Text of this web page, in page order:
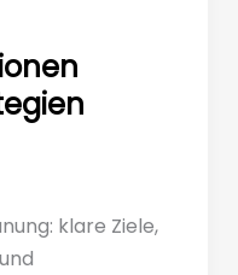
klare Ziele,